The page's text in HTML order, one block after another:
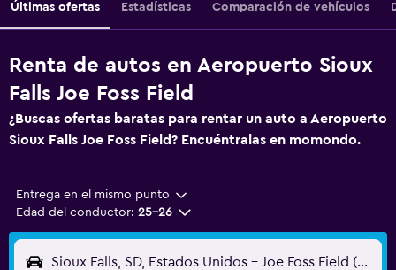
Últimas ofertas Estadísticas Comparación de vehículos
Renta de autos en Aeropuerto Sioux
Falls Joe Foss Field
¿Buscas ofertas baratas para rentar un auto a Aeropuerto
Sioux Falls Joe Foss Field? Encuéntralas en momondo.
Entrega en el mismo punto
Edad del conductor: 25-26
Sioux Falls, SD, Estados Unidos - Joe Foss Field (FSD)